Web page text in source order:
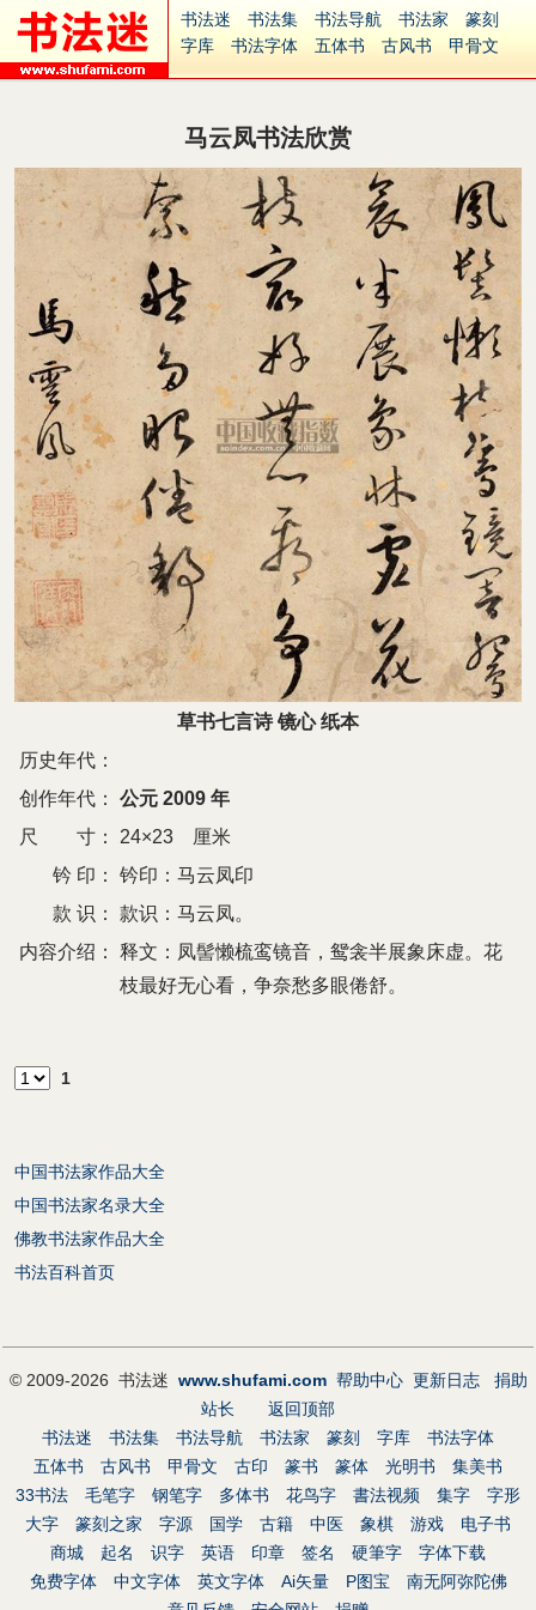
书法迷 书法集 书法导航 书法家
篆刻
字库
书法字体 五体书 古风书
甲骨文
集字
字形 大字 篆刻之家
古籍
中医 象棋 游戏
识字 英语 印章 签名
硬筆字
字体下载
免费字体 中文字体
英文字体
Ai矢量
P图宝 南无阿弥陀佛
意见反馈
安全网站
捐赠
马云凤书法欣赏
草书七言诗 镜心 纸本
历史年代：
创作年代：
公元 2009 年
尺 寸：
24×23 厘米
钤 印：
钤印：马云凤印
款 识：
款识：马云凤。
内容介绍：
释文：凤髻懒梳鸾镜音，鸳衾半展象床虚。花
枝最好无心看，争奈愁多眼倦舒。
1
中国书法家作品大全
中国书法家名录大全
佛教书法家作品大全
书法百科首页
© 2009-2026 书法迷 www.shufami.com 帮助中心 更新日志
捐助
站长
返回顶部
书法迷
书法集 书法导航 书法家 篆刻 字库
书法字体
五体书
古风书 甲骨文 古印 篆书 篆体 光明书
集美书
33书法
毛笔字 钢笔字 多体书 花鸟字 書法视频 集字
字形
大字
篆刻之家 字源 国学 古籍 中医 象棋 游戏
电子书
商城
起名 识字 英语 印章 签名 硬筆字
字体下载
免费字体
中文字体 英文字体 Ai矢量 P图宝
南无阿弥陀佛